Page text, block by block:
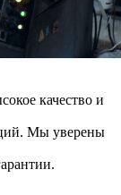
качество и
Мы уверены